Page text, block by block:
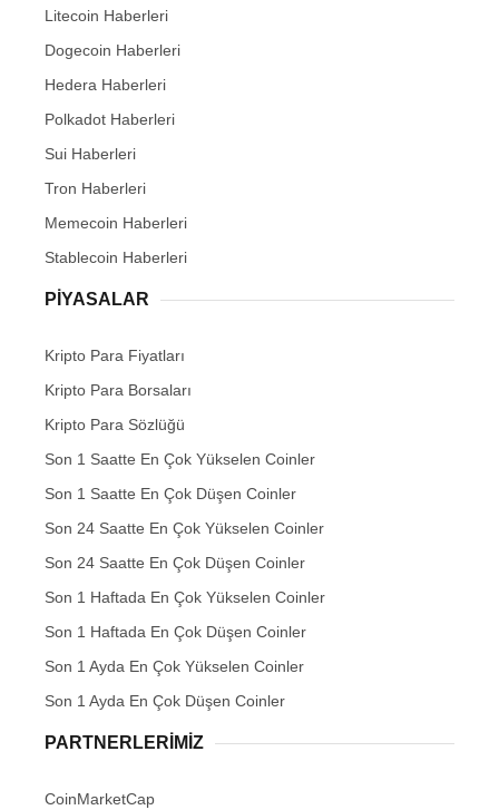
Litecoin Haberleri
Dogecoin Haberleri
Hedera Haberleri
Polkadot Haberleri
Sui Haberleri
Tron Haberleri
Memecoin Haberleri
Stablecoin Haberleri
PIYASALAR
Kripto Para Fiyatları
Kripto Para Borsaları
Kripto Para Sözlüğü
Son 1 Saatte En Çok Yükselen Coinler
Son 1 Saatte En Çok Düşen Coinler
Son 24 Saatte En Çok Yükselen Coinler
Son 24 Saatte En Çok Düşen Coinler
Son 1 Haftada En Çok Yükselen Coinler
Son 1 Haftada En Çok Düşen Coinler
Son 1 Ayda En Çok Yükselen Coinler
Son 1 Ayda En Çok Düşen Coinler
PARTNERLERIMIZ
CoinMarketCap